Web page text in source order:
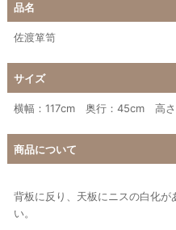
品名
佐渡箪笥
サイズ
横幅：117cm 奥行：45cm 高さ
商品について
背板に反り、天板にニスの白化が
い。